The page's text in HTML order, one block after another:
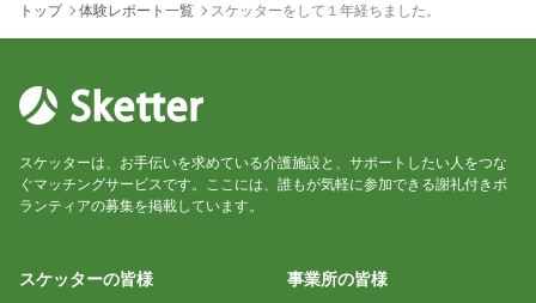
トップ 体験レポート一覧 スケッターをして１年経ちました。
スケッターは、お手伝いを求めている介護施設と、サポートしたい人をつな
ぐマッチングサービスです。ここには、誰もが気軽に参加できる謝礼付きボ
ランティアの募集を掲載しています。
スケッターの皆様
事業所の皆様